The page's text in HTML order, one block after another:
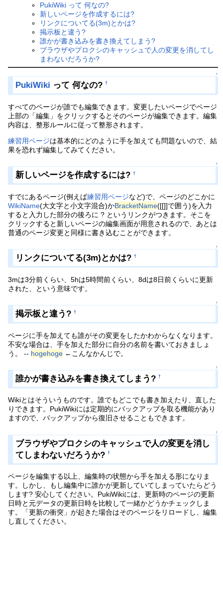
PukiWiki って 何なの?
新しいページを作成するには?
リンクについてる(3m)とかは?
掲示板と違う?
誰かが書き込みを書き換えてしまう?
ブラウザやプロクシのキャッシュで人の変更を消してし
まわないだろうか?
↑
PukiWiki って 何なの? †
すべてのページが誰でも編集できます。変更したいページでページ
上部の「編集」をクリックするとそのページが編集できます。編集
内容は、整形ルールに従って整形されます。
練習用ページは基本的にどのように手を加えても問題ないので、結
果を恐れず編集してみてください。
↑
新しいページを作成するには? †
すでにあるページ(例えば練習用ページなど)で、ページのどこかに
WikiName(大文字と小文字混合)かBracketName([[]]で囲う)を入力
すると入力した部分の後ろに ? というリンクがつきます。そこを
クリックすると新しいページの編集画面が用意されるので、あとは
普通のページ変更と同様に書き込むことができます。
↑
リンクについてる(3m)とかは? †
3mは3分前くらい、5hは5時間前くらい、8dは8日前くらいに更新
された、という意味です。
↑
掲示板と違う? †
ページに手を加えても誰がその変更をしたかわからなくなります。
不安な場合は、手を加えた部分に自分の名前を書いておきましょ
う。 -- hogehoge ←こんなかんじで。
↑
誰かが書き込みを書き換えてしまう? †
Wikiとはそういうものです。誰でもどこでも書き加えたり、直した
りできます。PukiWikiには定期的にバックアップを取る機能があり
ますので、バックアップから復旧させることもできます。
↑
ブラウザやプロクシのキャッシュで人の変更を消し
てしまわないだろうか? †
ページを編集する以上、編集時の状態から手を加える形になりま
す。しかし、もし編集中に誰かが更新していてしまっていたらどう
します? 安心してください。PukiWikiには、更新時のページの更新
日時と元データの更新日時を比較して一緒かどうかチェックしま
す。「更新の衝突」が起きた場合はそのページをリロードし、編集
し直してください。